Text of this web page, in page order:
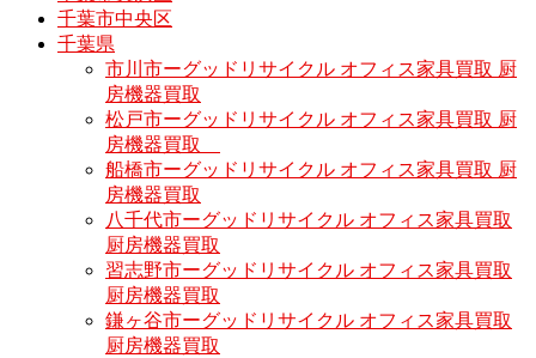
千葉市中央区
千葉県
市川市ーグッドリサイクル オフィス家具買取 厨
房機器買取
松戸市ーグッドリサイクル オフィス家具買取 厨
房機器買取
船橋市ーグッドリサイクル オフィス家具買取 厨
房機器買取
八千代市ーグッドリサイクル オフィス家具買取
厨房機器買取
習志野市ーグッドリサイクル オフィス家具買取
厨房機器買取
鎌ヶ谷市ーグッドリサイクル オフィス家具買取
厨房機器買取